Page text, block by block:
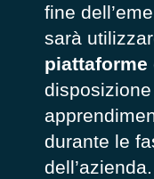
fine
sarà
piattaforme
durante le
dell’azienda.